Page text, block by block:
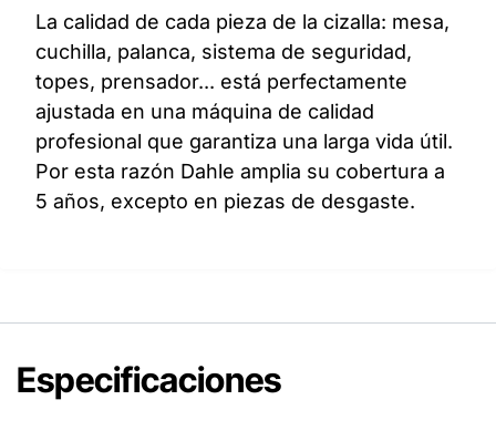
La calidad de cada pieza de la cizalla: mesa,
cuchilla, palanca, sistema de seguridad,
topes, prensador... está perfectamente
ajustada en una máquina de calidad
profesional que garantiza una larga vida útil.
Por esta razón Dahle amplia su cobertura a
5 años, excepto en piezas de desgaste.
Especificaciones